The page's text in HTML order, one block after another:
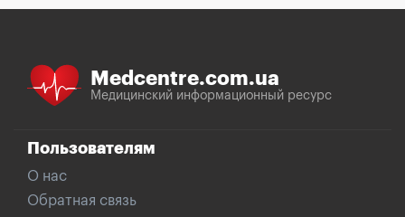
Medcentre.com.ua
Медицинский информационный ресурс
Пользователям
О нас
Обратная связь